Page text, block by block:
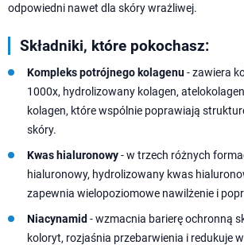
odpowiedni nawet dla skóry wrażliwej.
Składniki, które pokochasz:
Kompleks potrójnego kolagenu- zawiera
1000x, hydrolizowany kolagen,
kolagen, które wspólnie poprawiają
skóry.
Kwas hialuronowy- w trzech różnych
hialuronowy, hydrolizowany kwas
zapewnia wielopoziomowe nawilżenie i
Niacynamid - wzmacnia barierę ochronną
koloryt, rozjaśnia przebarwienia i redukuje